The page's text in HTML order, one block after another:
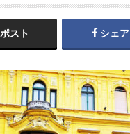
ポスト シェア